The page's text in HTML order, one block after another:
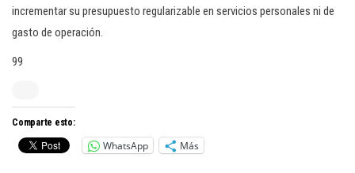
incrementar su presupuesto regularizable en servicios personales ni de
gasto de operación.
99
Comparte esto:
WhatsApp Más